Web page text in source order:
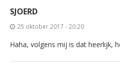
SJOERD
25 oktober 2017 - 20:20
Haha, volgens mij is dat heerlijk,